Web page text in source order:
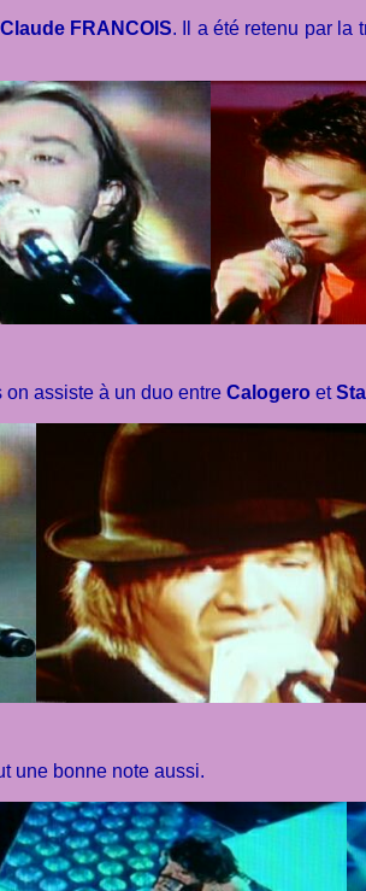
Claude FRANCOIS. Il a été retenu par la
on assiste à un duo entre Calogero et
une bonne note aussi.